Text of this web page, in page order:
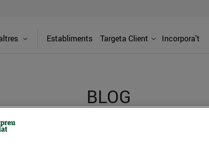
Establiments Targeta Client Incorpora't
BLOG
consells nutricionals, informació